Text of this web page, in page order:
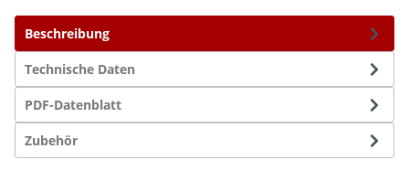
Beschreibung
Technische Daten
PDF-Datenblatt
Zubehör